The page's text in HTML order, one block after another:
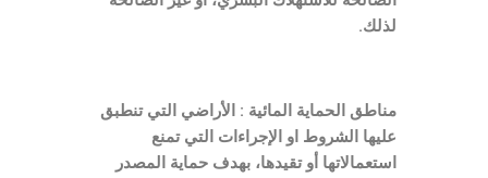
لذلك.
مناطق الحماية المائية : الأراضي التي تنطبق
عليها الشروط او الإجراءات التي تمنع
استعمالاتها أو تقيدها، بهدف حماية المصدر